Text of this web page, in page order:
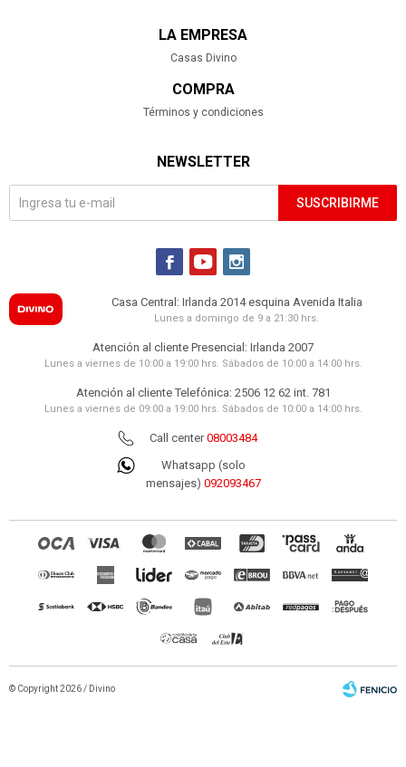
LA EMPRESA
Casas Divino
COMPRA
Términos y condiciones
NEWSLETTER
SUSCRIBIRME
  
Casa Central: Irlanda 2014 esquina Avenida Italia
Lunes a domingo de 9 a 21:30 hrs.
Atención al cliente Presencial: Irlanda 2007
Lunes a viernes de 10:00 a 19:00 hrs. Sábados de 10:00 a 14:00 hrs.
Atención al cliente Telefónica: 2506 12 62 int. 781
Lunes a viernes de 09:00 a 19:00 hrs. Sábados de 10:00 a 14:00 hrs.
Call center08003484
Whatsapp (solo
mensajes) 092093467
© Copyright 2026 / Divino